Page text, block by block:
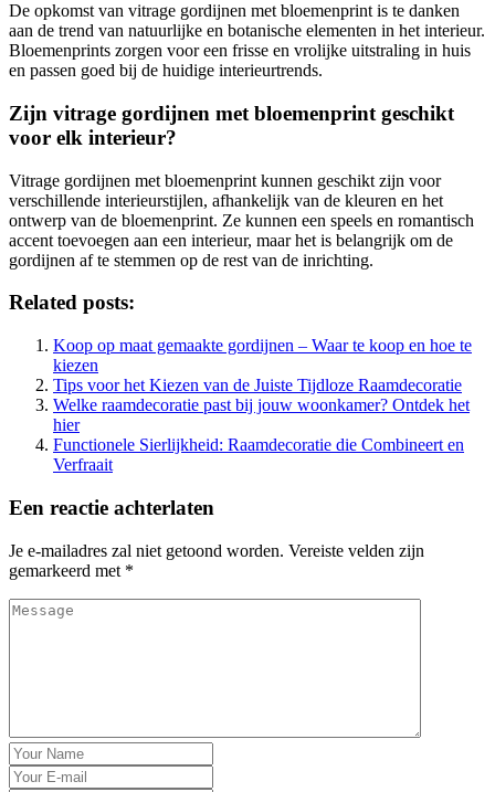
De opkomst van vitrage gordijnen met bloemenprint is te danken
aan de trend van natuurlijke en botanische elementen in het interieur.
Bloemenprints zorgen voor een frisse en vrolijke uitstraling in huis
en passen goed bij de huidige interieurtrends.
Zijn vitrage gordijnen met bloemenprint geschikt
voor elk interieur?
Vitrage gordijnen met bloemenprint kunnen geschikt zijn voor
verschillende interieurstijlen, afhankelijk van de kleuren en het
ontwerp van de bloemenprint. Ze kunnen een speels en romantisch
accent toevoegen aan een interieur, maar het is belangrijk om de
gordijnen af te stemmen op de rest van de inrichting.
Related posts:
Koop op maat gemaakte gordijnen – Waar te koop en hoe te
kiezen
Tips voor het Kiezen van de Juiste Tijdloze Raamdecoratie
Welke raamdecoratie past bij jouw woonkamer? Ontdek het
hier
Functionele Sierlijkheid: Raamdecoratie die Combineert en
Verfraait
Een reactie achterlaten
Je e-mailadres zal niet getoond worden. Vereiste velden zijn
gemarkeerd met *